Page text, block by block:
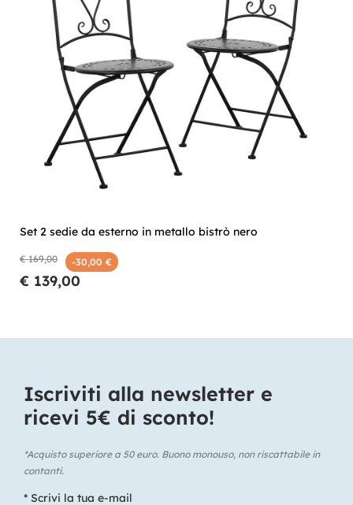
Set 2 sedie da esterno in metallo bistrò nero
€ 169,00 -30,00 €
€ 139,00
Iscriviti alla newsletter e
ricevi 5€ di sconto!​
*Acquisto superiore a 50 euro. Buono monouso, non riscattabile in
contanti.
* Scrivi la tua e-mail